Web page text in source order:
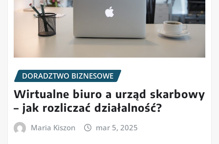
DORADZTWO BIZNESOWE
Wirtualne biuro a urząd skarbowy
– jak rozliczać działalność?
Maria Kiszon mar 5, 2025